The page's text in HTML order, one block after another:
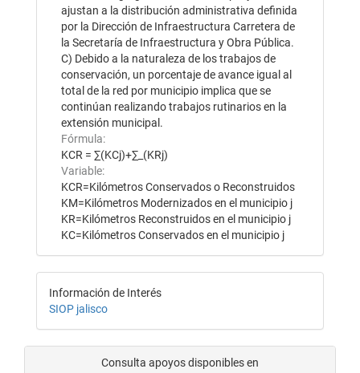
ajustan a la distribución administrativa definida
por la Dirección de Infraestructura Carretera de
la Secretaría de Infraestructura y Obra Pública.
C) Debido a la naturaleza de los trabajos de
conservación, un porcentaje de avance igual al
total de la red por municipio implica que se
continúan realizando trabajos rutinarios en la
extensión municipal.
Fórmula:
KCR = ∑(KCj)+∑_(KRj)
Variable:
KCR=Kilómetros Conservados o Reconstruidos
KM=Kilómetros Modernizados en el municipio j
KR=Kilómetros Reconstruidos en el municipio j
KC=Kilómetros Conservados en el municipio j
Información de Interés
SIOP jalisco
Consulta apoyos disponibles en